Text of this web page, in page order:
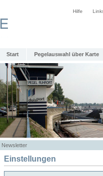
Hilfe
Start Pegelauswahl über Karte
Newsletter
Einstellungen